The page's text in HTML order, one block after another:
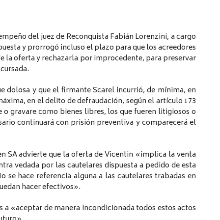
del juez de Reconquista Fabián Lorenzini, a cargo
y prorrogó incluso el plazo para que los acreedores
la oferta y rechazarla por improcedente, para preservar
dolosa y que el firmante Scarel incurrió, de mínima, en
en el delito de defraudación, según el artículo 173
gravare como bienes libres, los que fueren litigiosos o
continuará con prisión preventiva y comparecerá el
SA advierte que la oferta de Vicentin «implica la venta
vedada por las cautelares dispuesta a pedido de esta
se hace referencia alguna a las cautelares trabadas en
hacer efectivos».
«aceptar de manera incondicionada todos estos actos